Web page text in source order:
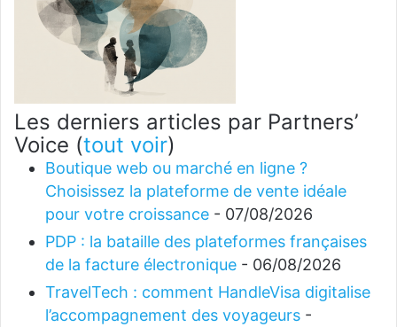
Les derniers articles par Partners’
Voice (tout voir)
Boutique web ou marché en ligne ?
Choisissez la plateforme de vente idéale
pour votre croissance - 07/08/2026
PDP : la bataille des plateformes françaises
de la facture électronique - 06/08/2026
TravelTech : comment HandleVisa digitalise
l’accompagnement des voyageurs -